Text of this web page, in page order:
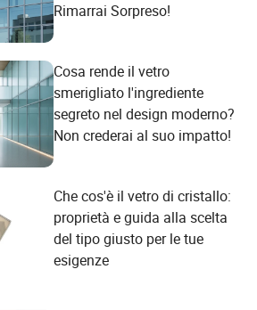
Rimarrai Sorpreso!
Cosa rende il vetro
smerigliato l'ingrediente
segreto nel design moderno?
Non crederai al suo impatto!
Che cos'è il vetro di cristallo:
proprietà e guida alla scelta
del tipo giusto per le tue
esigenze